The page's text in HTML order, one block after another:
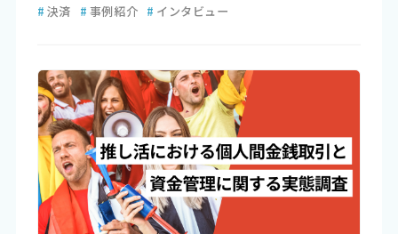
# 決済 # 事例紹介 # インタビュー